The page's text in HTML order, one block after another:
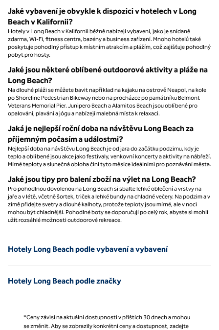
Jaké vybavení je obvykle k dispozici v hotelech v Long
Beach v Kalifornii?
Hotely v Long Beach v Kalifornii běžně nabízejí vybavení, jako je snídaně
zdarma, Wi-Fi, fitness centra, bazény a business zařízení. Mnoho hotelů také
poskytuje pohodlný přístup k místním atrakcím a plážím, což zajišťuje pohodlný
pobyt pro hosty.
Jaké jsou některé oblíbené outdoorové aktivity a pláže na
Long Beach?
Na dlouhé pláži se můžete bavit například na kajaku na ostrově Neapol, na kole
po Shoreline Pedestrian Bikeway nebo na procházce po památníku Belmont
Veterans Memorial Pier. Junipero Beach a Alamitos Beach jsou oblíbené pro
opalování, plavání a jógu a nabízejí malebná místa k relaxaci.
Jaká je nejlepší roční doba na návštěvu Long Beach za
příjemným počasím a událostmi?
Nejlepší doba na návštěvu Long Beach je od jara do začátku podzimu, kdy je
teplo a oblíbené jsou akce jako festivaly, venkovní koncerty a aktivity na nábřeží.
Mírné teploty a slunečná obloha činí tyto měsíce ideálními pro poznávání města.
Jaké jsou tipy pro balení zboží na výlet na Long Beach?
Pro pohodlnou dovolenou na Long Beach si sbalte lehké oblečení a vrstvy na
jaře a v létě, včetně šortek, triček a lehké bundy na chladné večery. Na podzim a v
zimě přidejte svetry a dlouhé kalhoty, protože teploty jsou mírné, ale v noci
mohou být chladnější. Pohodlné boty se doporučují po celý rok, abyste si mohli
užít rozsáhlé možnosti outdoorové rekreace.
Hotely Long Beach podle vybavení a vybavení
Hotely Long Beach podle značky
*Ceny závisí na aktuální dostupnosti v příštích 30 dnech a mohou
se změnit. Aby se zobrazily konkrétní ceny a dostupnost, zadejte